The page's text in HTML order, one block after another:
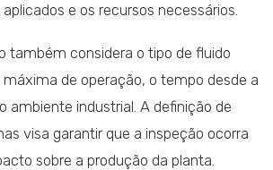
e os recursos necessários.
também considera o tipo de fluido
de operação, o tempo desde a
ambiente industrial. A definição de
visa garantir que a inspeção ocorra
sobre a produção da planta.